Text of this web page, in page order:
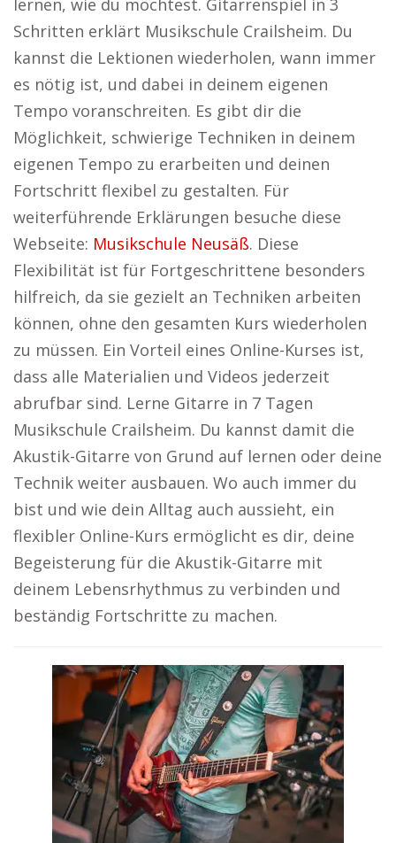
lernen, wie du möchtest. Gitarrenspiel in 3
Schritten erklärt Musikschule Crailsheim. Du
kannst die Lektionen wiederholen, wann immer
es nötig ist, und dabei in deinem eigenen
Tempo voranschreiten. Es gibt dir die
Möglichkeit, schwierige Techniken in deinem
eigenen Tempo zu erarbeiten und deinen
Fortschritt flexibel zu gestalten. Für
weiterführende Erklärungen besuche diese
Webseite: Musikschule Neusäß. Diese
Flexibilität ist für Fortgeschrittene besonders
hilfreich, da sie gezielt an Techniken arbeiten
können, ohne den gesamten Kurs wiederholen
zu müssen. Ein Vorteil eines Online-Kurses ist,
dass alle Materialien und Videos jederzeit
abrufbar sind. Lerne Gitarre in 7 Tagen
Musikschule Crailsheim. Du kannst damit die
Akustik-Gitarre von Grund auf lernen oder deine
Technik weiter ausbauen. Wo auch immer du
bist und wie dein Alltag auch aussieht, ein
flexibler Online-Kurs ermöglicht es dir, deine
Begeisterung für die Akustik-Gitarre mit
deinem Lebensrhythmus zu verbinden und
beständig Fortschritte zu machen.